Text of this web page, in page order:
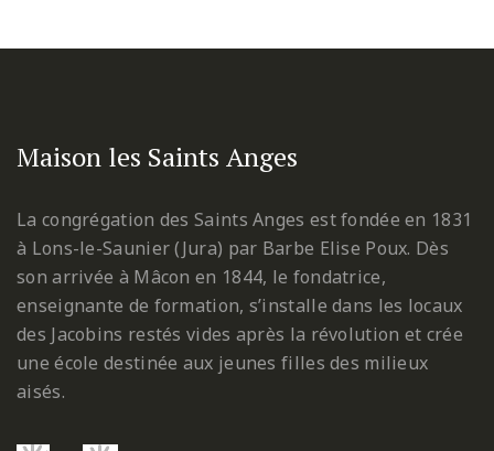
Maison les Saints Anges
La congrégation des Saints Anges est fondée en 1831
à Lons-le-Saunier (Jura) par Barbe Elise Poux. Dès
son arrivée à Mâcon en 1844, le fondatrice,
enseignante de formation, s’installe dans les locaux
des Jacobins restés vides après la révolution et crée
une école destinée aux jeunes filles des milieux
aisés.